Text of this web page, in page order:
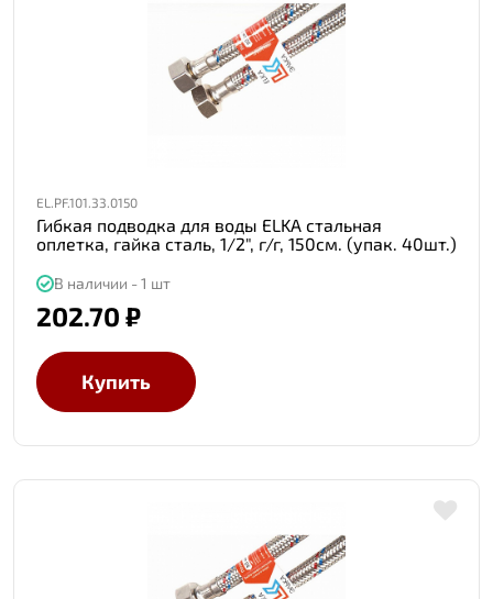
EL.PF.101.33.0150
Гибкая подводка для воды ELKA стальная
оплетка, гайка сталь, 1/2", г/г, 150см. (упак. 40шт.)
В наличии - 1 шт
202.70 ₽
Купить